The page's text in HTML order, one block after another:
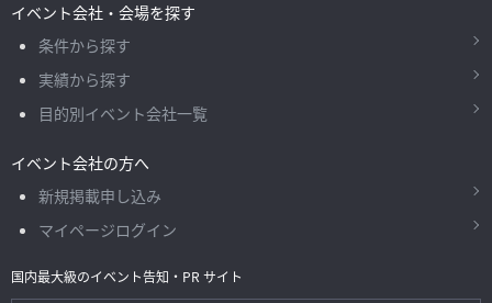
イベント会社・会場を探す
条件から探す
実績から探す
目的別イベント会社一覧
イベント会社の方へ
新規掲載申し込み
マイページログイン
国内最大級のイベント告知・PR サイト